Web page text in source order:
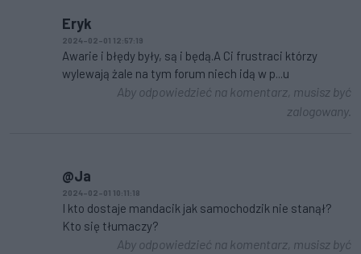
Eryk
2024-02-01 12:57:19
Awarie i błędy były, są i będą.A Ci frustraci którzy
wylewają żale na tym forum niech idą w p...u
Aby odpowiedzieć na komentarz, musisz być
zalogowany.
@Ja
2024-02-01 10:11:18
I kto dostaje mandacik jak samochodzik nie stanął?
Kto się tłumaczy?
Aby odpowiedzieć na komentarz, musisz być